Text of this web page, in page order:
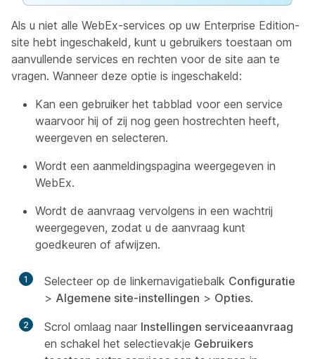
Als u niet alle WebEx-services op uw Enterprise Edition-
site hebt ingeschakeld, kunt u gebruikers toestaan om
aanvullende services en rechten voor de site aan te
vragen. Wanneer deze optie is ingeschakeld:
Kan een gebruiker het tabblad voor een service
waarvoor hij of zij nog geen hostrechten heeft,
weergeven en selecteren.
Wordt een aanmeldingspagina weergegeven in
WebEx.
Wordt de aanvraag vervolgens in een wachtrij
weergegeven, zodat u de aanvraag kunt
goedkeuren of afwijzen.
1 Selecteer op de linkernavigatiebalk Configuratie
> Algemene site-instellingen > Opties.
2 Scrol omlaag naar Instellingen serviceaanvraag
en schakel het selectievakje Gebruikers